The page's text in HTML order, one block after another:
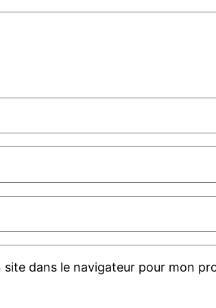
dans le navigateur pour mon